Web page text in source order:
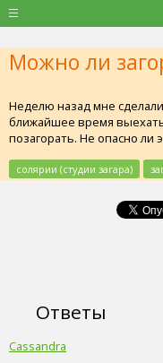
Можно ли
Неделю назад мне
ближайшее время
позагорать. Не опасно ли
солярии (студии загара)
Ответы
Cassandra